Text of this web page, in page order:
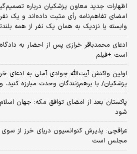
امضای تفاهم‌نامه رأی مثبت داده‌اند و یک
وابسته یا نزدیک به همان یک نفر از همه
ادعای محمدباقر خرازی پس از احضار به
است +فیلم
اولین واکنش آیت‌الله جوادی آملی به ادعای
پزشکیان/ با برهم‌زنندگان وحدت مبارزه
پاکستان بعد از امضای توافق مکه: جهان اسلام
شود
عراقچی: پذیرش کنوانسیون دریای خرز از
مجلس است